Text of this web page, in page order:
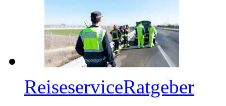
ReiseserviceRatgeber